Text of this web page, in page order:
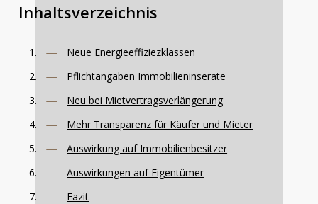
Inhaltsverzeichnis
Neue Energieeffiziezklassen
Pflichtangaben Immobilieninserate
Neu bei Mietvertragsverlängerung
Mehr Transparenz für Käufer und Mieter
Auswirkung auf Immobilienbesitzer
Auswirkungen auf Eigentümer
Fazit